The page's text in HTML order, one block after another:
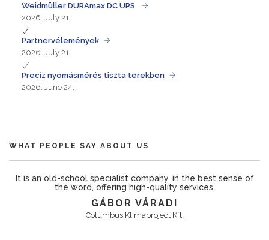
Weidmüller DURAmax DC UPS
2026. July 21.
Partnervélemények
2026. July 21.
Precíz nyomásmérés tiszta terekben
2026. June 24.
WHAT PEOPLE SAY ABOUT US
It is an old-school specialist company, in the best sense of
the word, offering high-quality services.
GÁBOR VÁRADI
Columbus Klímaproject Kft.